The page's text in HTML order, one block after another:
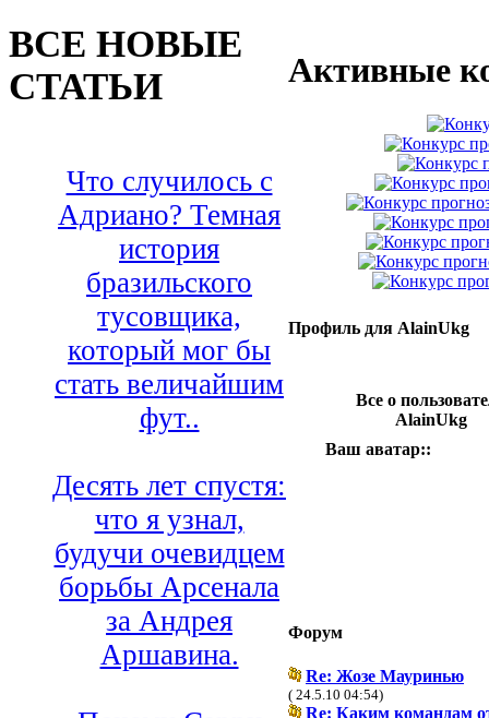
ВСЕ НОВЫЕ
СТАТЬИ
Что случилось с
Адриано? Темная
история
бразильского
тусовщика,
который мог бы
стать величайшим
фут..
Десять лет спустя:
что я узнал,
будучи очевидцем
борьбы Арсенала
за Андрея
Аршавина.
Активные
Профиль для AlainUkg
Все о
AlainUkg
Ваш аватар::
Форум
Re: Жозе Мауринью
( 24.5.10 04:54)
Re: Каким командам